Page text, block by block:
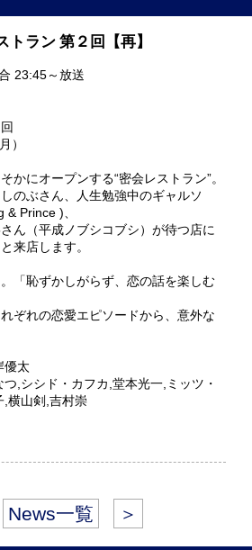
トラン 第２回【再】
23:45～放送
）
かにオープンする“密会レストラン”。
のぶさん、人生勉強中のギャルソ
& Prince )、
ん（平成ノブシコブシ）が待つ店に
来店します。
「恥ずかしがらず、恋の話を楽しむ
ぞれの恋愛エピソードから、意外な
優太
つ,シシド・カフカ,堂本光一,ミッツ・
,横山剣,吉村崇
News一覧 ＞